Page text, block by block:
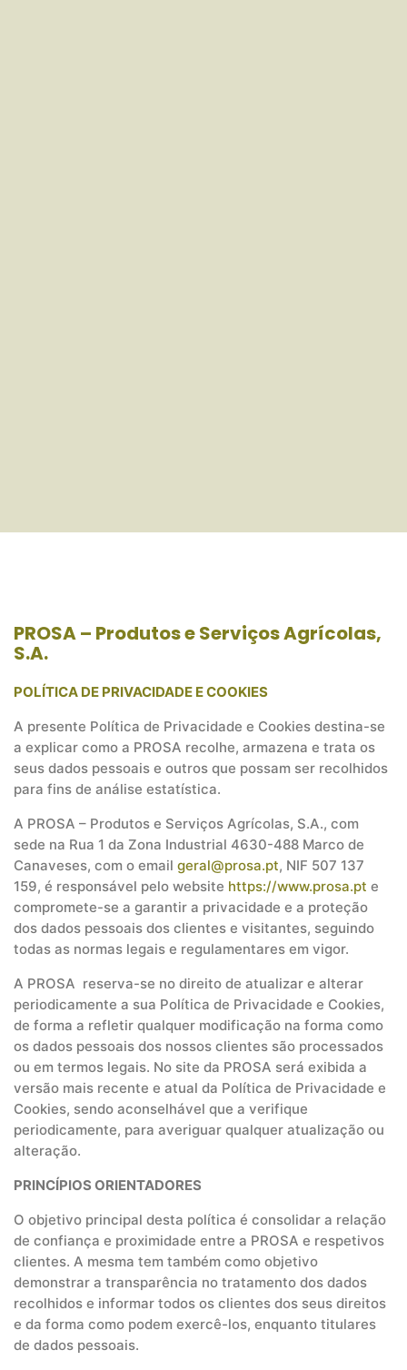
PROSA – Produtos e Serviços Agrícolas,
S.A.
POLÍTICA DE PRIVACIDADE E COOKIES
A presente Política de Privacidade e Cookies destina-se
a explicar como a PROSA recolhe, armazena e trata os
seus dados pessoais e outros que possam ser recolhidos
para fins de análise estatística.
A PROSA – Produtos e Serviços Agrícolas, S.A., com
sede na Rua 1 da Zona Industrial 4630-488 Marco de
Canaveses, com o email geral@prosa.pt, NIF 507 137
159, é responsável pelo website https://www.prosa.pt e
compromete-se a garantir a privacidade e a proteção
dos dados pessoais dos clientes e visitantes, seguindo
todas as normas legais e regulamentares em vigor.
A PROSA reserva-se no direito de atualizar e alterar
periodicamente a sua Política de Privacidade e Cookies,
de forma a refletir qualquer modificação na forma como
os dados pessoais dos nossos clientes são processados
ou em termos legais. No site da PROSA será exibida a
versão mais recente e atual da Política de Privacidade e
Cookies, sendo aconselhável que a verifique
periodicamente, para averiguar qualquer atualização ou
alteração.
PRINCÍPIOS ORIENTADORES
O objetivo principal desta política é consolidar a relação
de confiança e proximidade entre a PROSA e respetivos
clientes. A mesma tem também como objetivo
demonstrar a transparência no tratamento dos dados
recolhidos e informar todos os clientes dos seus direitos
e da forma como podem exercê-los, enquanto titulares
de dados pessoais.